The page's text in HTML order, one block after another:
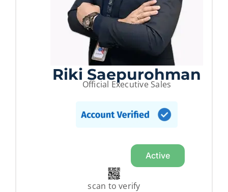
Riki Saepurohman
Official Executive Sales
Active
scan to verify